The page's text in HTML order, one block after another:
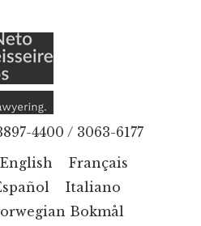
4400 / 3063-6177
English
Français
Italiano
Bokmål